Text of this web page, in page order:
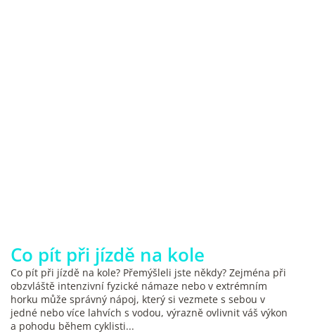
Co pít při jízdě na kole
Co pít při jízdě na kole? Přemýšleli jste někdy? Zejména při
obzvláště intenzivní fyzické námaze nebo v extrémním
horku může správný nápoj, který si vezmete s sebou v
jedné nebo více lahvích s vodou, výrazně ovlivnit váš výkon
a pohodu během cyklisti...